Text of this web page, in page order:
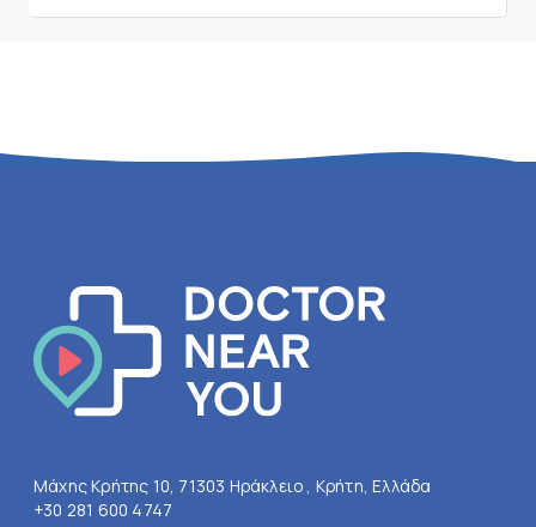
Μάχης Κρήτης 10, 71303 Ηράκλειο , Κρήτη, Ελλάδα
+30 281 600 4747